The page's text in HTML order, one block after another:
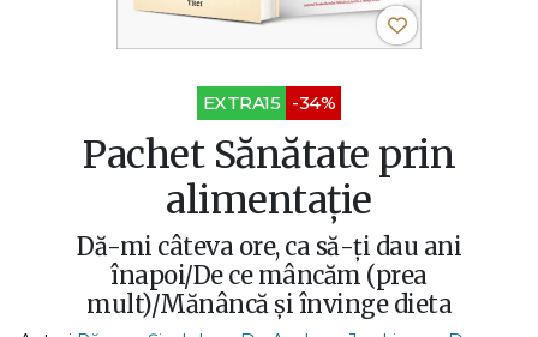
EXTRA15 -34%
Pachet Sănătate prin
alimentație
Dă-mi câteva ore, ca să-ţi dau ani
înapoi/De ce mâncăm (prea
mult)/Mănâncă și învinge dieta